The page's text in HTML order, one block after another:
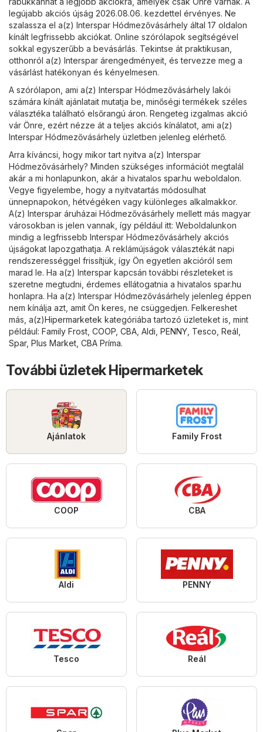
legújabb akciós újság 2026.08.06. kezdettel érvényes. Ne
szalassza el a(z) Interspar Hódmezővásárhely által 17 oldalon
kínált legfrissebb akciókat. Online szórólapok segítségével
sokkal egyszerűbb a bevásárlás. Tekintse át praktikusan,
otthonról a(z) Interspar árengedményeit, és tervezze meg a
vásárlást hatékonyan és kényelmesen.
A szórólapon, ami a(z) Interspar Hódmezővásárhely lakói
számára kínált ajánlatait mutatja be, minőségi termékek széles
választéka található elsőrangú áron. Rengeteg izgalmas akció
vár Önre, ezért nézze át a teljes akciós kínálatot, ami a(z)
Interspar Hódmezővásárhely üzletben jelenleg elérhető.
Arra kíváncsi, hogy mikor tart nyitva a(z) Interspar
Hódmezővásárhely? Minden szükséges információt megtalál
akár a mi honlapunkon, akár a hivatalos spar.hu weboldalon.
Vegye figyelembe, hogy a nyitvatartás módosulhat
ünnepnapokon, hétvégéken vagy különleges alkalmakkor.
A(z) Interspar áruházai Hódmezővásárhely mellett más magyar
városokban is jelen vannak, így például itt: Weboldalunkon
mindig a legfrissebb Interspar Hódmezővásárhely akciós
újságokat lapozgathatja. A reklámújságok választékát napi
rendszerességgel frissítjük, így Ön egyetlen akcióról sem
marad le. Ha a(z) Interspar kapcsán további részleteket is
szeretne megtudni, érdemes ellátogatnia a hivatalos spar.hu
honlapra. Ha a(z) Interspar Hódmezővásárhely jelenleg éppen
nem kínálja azt, amit Ön keres, ne csüggedjen. Felkereshet
más, a(z)Hipermarketek kategóriába tartozó üzleteket is, mint
például: Family Frost COOP CBA Aldi PENNY Tesco Reál
Spar, Plus Market CBA Príma.
További üzletek Hipermarketek
Ajánlatok Family Frost
COOP CBA
Aldi PENNY
Tesco Reál